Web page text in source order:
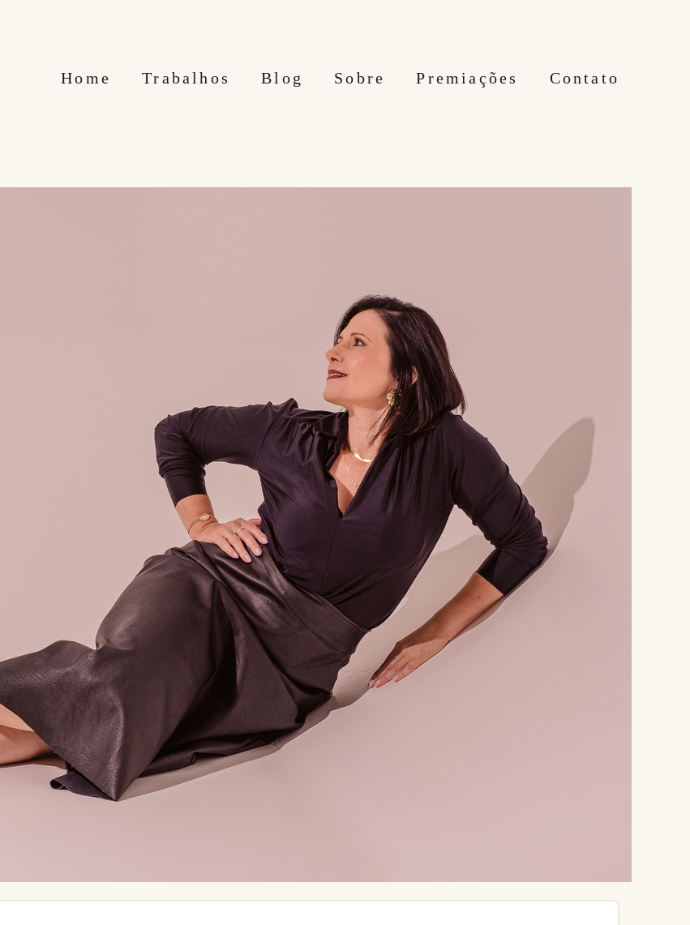
Home Trabalhos Blog Sobre Premiações Contato